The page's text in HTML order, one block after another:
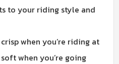
to your riding style and
when you’re riding at
when you’re going